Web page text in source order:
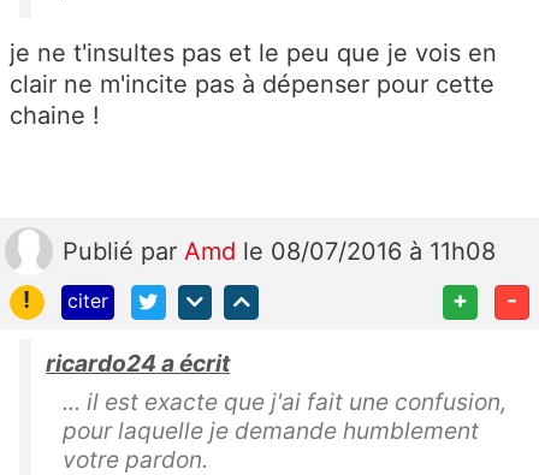
je ne t'insultes pas et le peu que je vois en
clair ne m'incite pas à dépenser pour cette
chaine !
Publié par Amd le 08/07/2016 à 11h08
!
citer + -
ricardo24 a écrit
... il est exacte que j'ai fait une confusion,
pour laquelle je demande humblement
votre pardon.